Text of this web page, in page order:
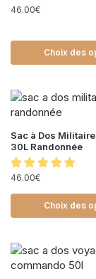
46.00€
Choix des
Sac à Dos Militaire
30L Randonnée
46.00€
Choix des